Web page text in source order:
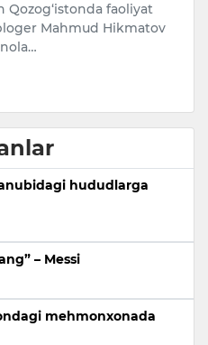
Qozog‘istonda faoliyat
Mahmud Hikmatov
hududlarga
– Messi
mehmonxonada